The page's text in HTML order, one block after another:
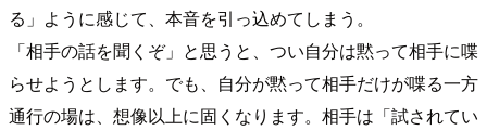
る」ように感じて、本音を引っ込めてしまう。
「相手の話を聞くぞ」と思うと、つい自分は黙って相手に喋
らせようとします。でも、自分が黙って相手だけが喋る一方
通行の場は、想像以上に固くなります。相手は「試されてい